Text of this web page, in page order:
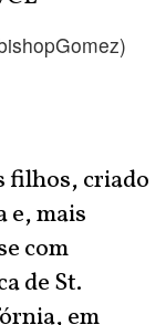
filhos, criado
e, mais
com
de St.
em